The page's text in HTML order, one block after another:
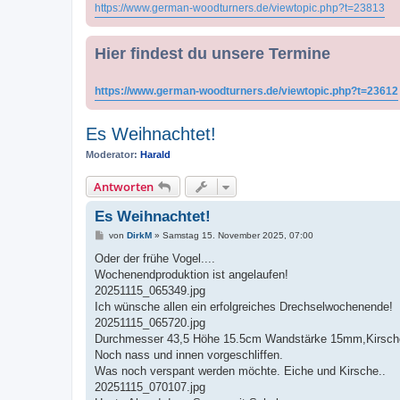
https://www.german-woodturners.de/viewtopic.php?t=23813
Hier findest du unsere Termine
https://www.german-woodturners.de/viewtopic.php?t=23612
Es Weihnachtet!
Moderator: Harald
Antworten
Es Weihnachtet!
B
i
r
a
von DirkM» Samstag 15. November 2025, 07:00
Oder der frühe Vogel....
Wochenendproduktion ist angelaufen!
20251115_065349.jpg
Ich wünsche allen ein erfolgreiches Drechselwochenende!
20251115_065720.jpg
Durchmesser 43,5 Höhe 15.5cm Wandstärke
Noch nass und innen vorgeschliffen.
Was noch verspant werden möchte. Eiche und Kirsche..
20251115_070107.jpg